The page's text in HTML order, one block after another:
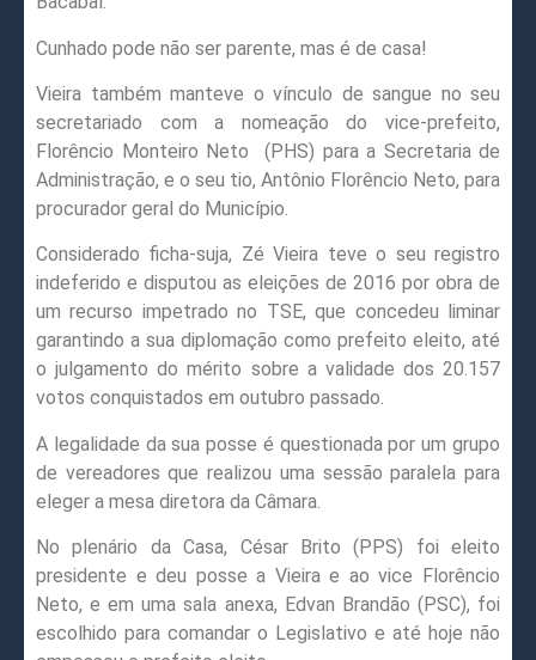
Cunhado pode não ser parente, mas é de casa!
Vieira também manteve o vínculo de sangue no seu
secretariado com a nomeação do vice-prefeito,
Florêncio Monteiro Neto
(PHS) para a Secretaria de
Administração, e o seu tio, Antônio Florêncio Neto, para
procurador geral do Município.
Considerado ficha-suja, Zé Vieira teve o seu registro
indeferido e disputou as eleições de 2016 por obra de
um recurso impetrado no TSE, que concedeu liminar
garantindo a sua diplomação como prefeito eleito, até
o julgamento do mérito sobre a validade dos 20.157
votos conquistados em outubro passado.
A legalidade da sua posse é questionada por um grupo
de vereadores que realizou uma sessão paralela para
eleger a mesa diretora da Câmara.
No plenário da Casa, César Brito (PPS) foi eleito
presidente e deu posse a Vieira e ao vice Florêncio
Neto, e em uma sala anexa, Edvan Brandão (PSC), foi
escolhido para comandar o Legislativo e até hoje não